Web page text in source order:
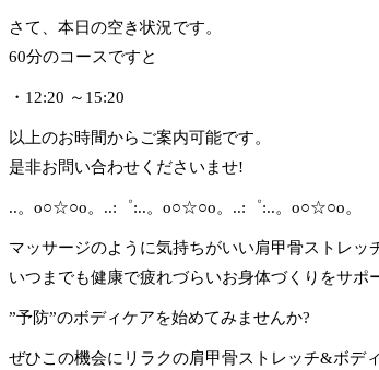
さて、本日の空き状況です。
60分のコースですと
・12:20 ～15:20
以上のお時間からご案内可能です。
是非お問い合わせくださいませ!
..。o○☆○o。..:゜:..。o○☆○o。..:゜:..。o○☆○o。
マッサージのように気持ちがいい肩甲骨ストレッ
いつまでも健康で疲れづらいお身体づくりをサポ
”予防”のボディケアを始めてみませんか?
ぜひこの機会にリラクの肩甲骨ストレッチ&ボデ